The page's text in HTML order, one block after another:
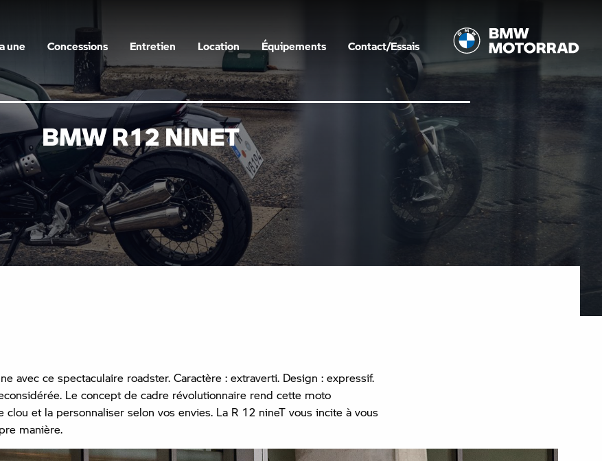
une Concessions Entretien Location Équipements Contact/Essais
BMW R12 NINET
avec ce spectaculaire roadster. Caractère : extraverti. Design : expressif.
Le concept de cadre révolutionnaire rend cette moto
et la personnaliser selon vos envies. La R 12 nineT vous incite à vous
manière.